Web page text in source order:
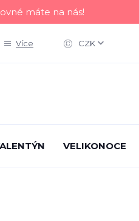
máte na nás!
Více CZK
VELIKONOCE